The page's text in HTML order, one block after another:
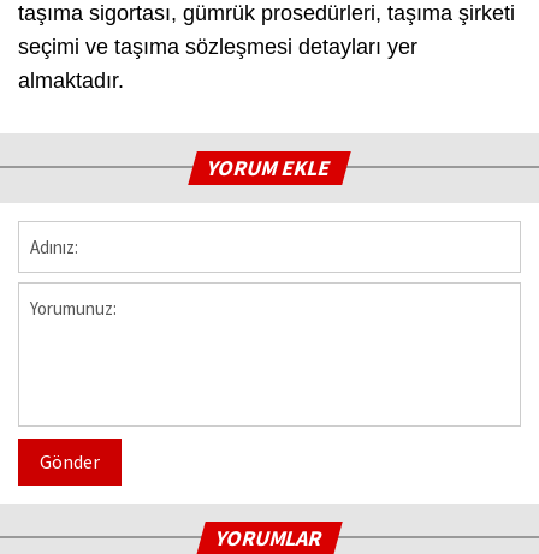
taşıma sigortası, gümrük prosedürleri, taşıma şirketi
seçimi ve taşıma sözleşmesi detayları yer
almaktadır.
YORUM EKLE
Gönder
YORUMLAR